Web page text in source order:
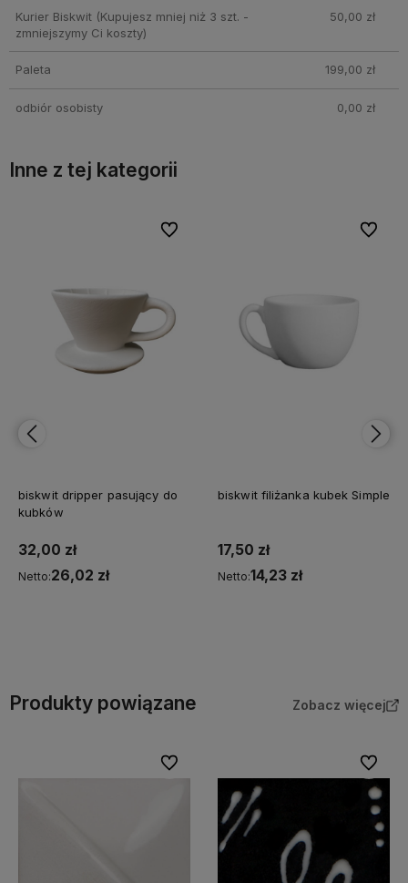
Kurier Biskwit(Kupujesz mniej niż 3 szt. -
zmniejszymy Ci koszty)
50,00 zł
Paleta 199,00 zł
odbiór osobisty 0,00 zł
Inne z tej kategorii
biskwit dripper pasujący do
kubków
32,00 zł
Netto:26,02 zł
Do ulubionych
Do ulubionych
biskwit filiżanka kubek Simple
17,50 zł
Netto:14,23 zł
Do
Do
Produkty powiązane Zobacz więcej
Do ulubionych Do